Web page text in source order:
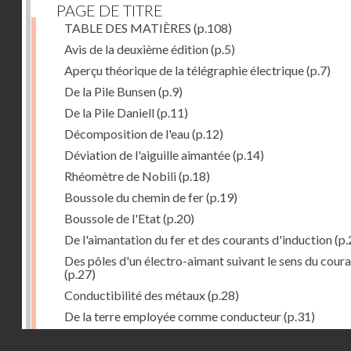
PAGE DE TITRE
TABLE DES MATIÈRES (p.108)
Avis de la deuxième édition(p.5)
Aperçu théorique de la télégraphie électrique(p.7)
De la Pile Bunsen(p.9)
De la Pile Daniell(p.11)
Décomposition de l'eau(p.12)
Déviation de l'aiguille aimantée(p.14)
Rhéomètre de Nobili(p.18)
Boussole du chemin de fer(p.19)
Boussole de l'Etat(p.20)
De l'aimantation du fer et des courants d'induction
Des pôles d'un électro-aimant suivant le sens du
(p.27)
Conductibilité des métaux(p.28)
De la terre employée comme conducteur(p.31)